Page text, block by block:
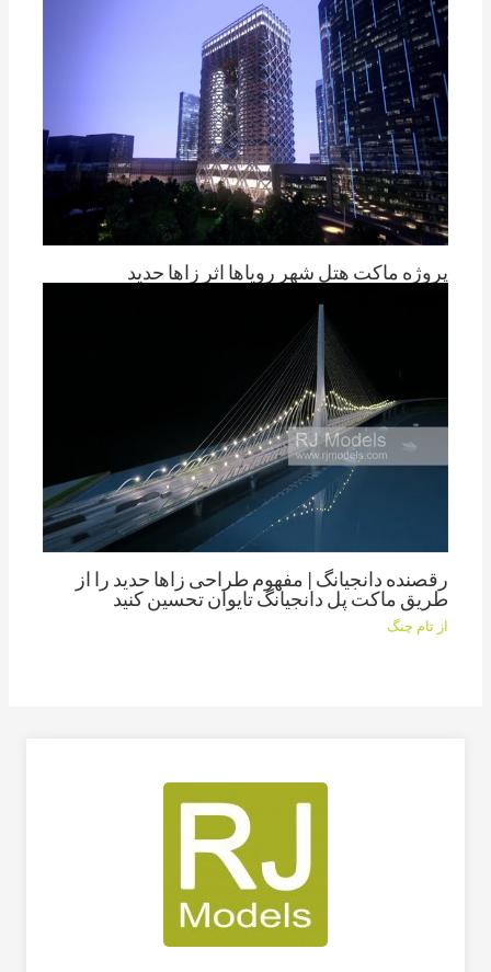
پروژه ماکت هتل شهر رویاها اثر زاها حدید
رقصنده دانجیانگ | مفهوم طراحی زاها حدید را از
طریق ماکت پل دانجیانگ تایوان تحسین کنید
از تام چنگ